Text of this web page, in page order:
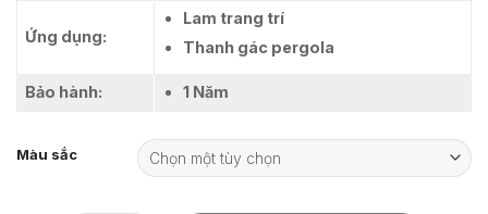
Ứng dụng:
Lam trang trí
Thanh gác pergola
Bảo hành: 1 Năm
Màu sắc